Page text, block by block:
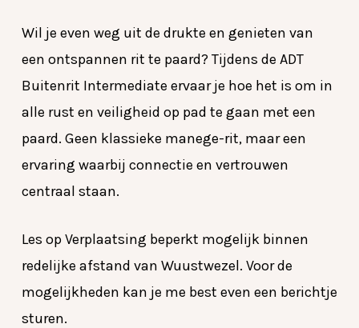
Wil je even weg uit de drukte en genieten van
een ontspannen rit te paard? Tijdens de ADT
Buitenrit Intermediate ervaar je hoe het is om in
alle rust en veiligheid op pad te gaan met een
paard. Geen klassieke manege-rit, maar een
ervaring waarbij connectie en vertrouwen
centraal staan.
Les op Verplaatsing beperkt mogelijk binnen
redelijke afstand van Wuustwezel. Voor de
mogelijkheden kan je me best even een berichtje
sturen.